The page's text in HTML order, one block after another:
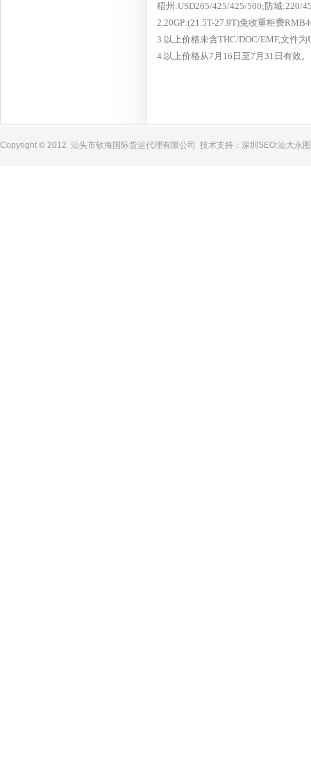
梧州:USD265/425/425/500;防城:220/
2.20GP:(21.5T-27.9T)免收重柜费
3.以上价格未含THC/DOC/EMF,文件
4.以上价格从7 月 16 日至7 月 31 日有效。
Copyright © 2012 汕头市钦海国际货运代理有限公司 技术支持： 深圳SEO:汕大永图